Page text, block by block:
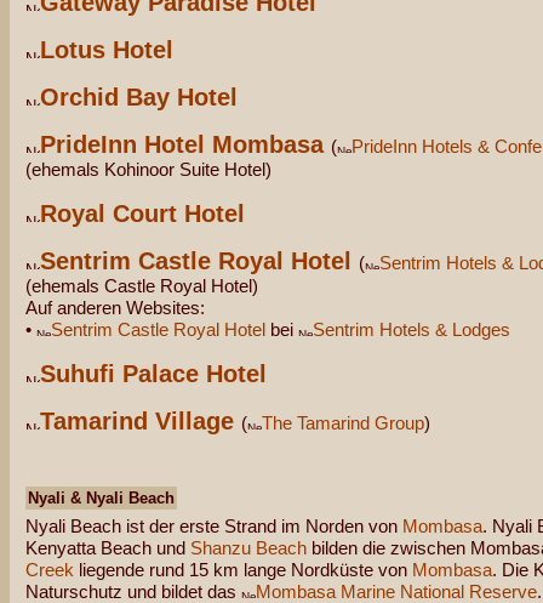
Lotus Hotel
Orchid Bay Hotel
PrideInn Hotel Mombasa (
PrideInn Hotels &
(ehemals Kohinoor Suite Hotel)
Royal Court Hotel
Sentrim Castle Royal Hotel
(
Sentrim Hotels &
(ehemals Castle Royal Hotel)
Auf anderen Websites:
•
Sentrim Castle Royal Hotel bei Sentrim Hotels & Lodges
Suhufi Palace Hotel
Tamarind Village ( The Tamarind Group)
Nyali & Nyali Beach
Nyali Beach ist der erste Strand im Norden von Mombasa. Nyali
Kenyatta Beach und Shanzu Beach bilden die zwischen
Creek liegende rund 15 km lange Nordküste von Mombasa. Die
Naturschutz und bildet das
Mombasa Marine National Reserve.